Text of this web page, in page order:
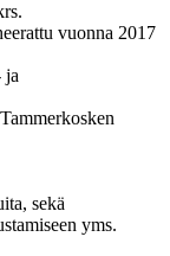
vuonna 2017
ja
sekä
yms.